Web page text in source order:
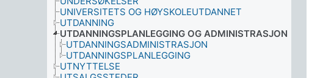
UNIVERSITETS OG HØYSKOLEUTDANNET
UTDANNING
UTDANNINGSPLANLEGGING OG ADMINISTRASJON
UTDANNINGSADMINISTRASJON
UTDANNINGSPLANLEGGING
UTNYTTELSE